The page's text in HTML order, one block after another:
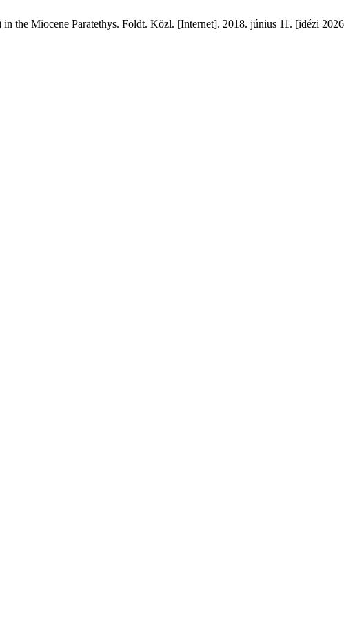
the Miocene Paratethys. Földt. Közl. [Internet]. 2018. június 11. [idézi